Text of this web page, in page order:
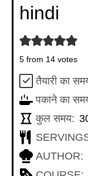
hindi
5 from 14 votes
तैयारी का
पकाने का
कुल समय:
AUTHOR: